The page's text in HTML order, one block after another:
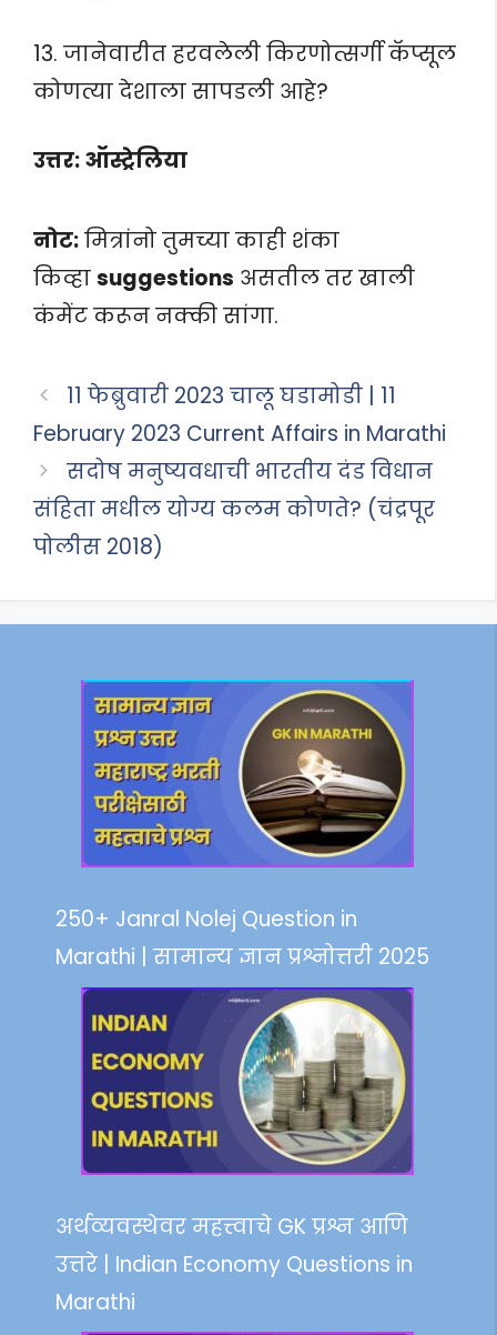
13. जानेवारीत हरवलेली किरणोत्सर्गी कॅप्सूल
कोणत्या देशाला सापडली आहे?
उत्तर: ऑस्ट्रेलिया
नोट:मित्रांनो तुमच्या काही शंका
किव्हाsuggestions असतील तर खाली
कंमेंट करून नक्की सांगा.
11 फेब्रुवारी 2023 चालू घडामोडी | 11
February 2023 Current Affairs in Marathi
सदोष मनुष्यवधाची भारतीय दंड विधान
संहिता मधील योग्य कलम कोणते? (चंद्रपूर
पोलीस 2018)
250+ Janral Nolej Question in
Marathi | सामान्य ज्ञान प्रश्नोत्तरी 2025
अर्थव्यवस्थेवर महत्त्वाचे GK प्रश्न आणि
उत्तरे | Indian Economy Questions in
Marathi